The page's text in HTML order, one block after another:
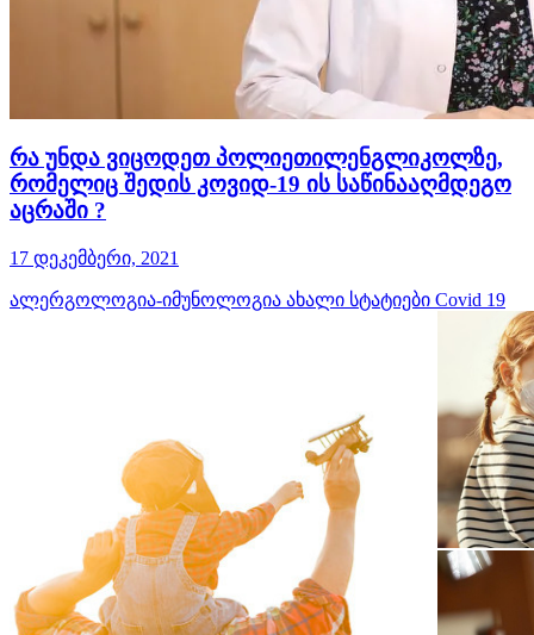
რა უნდა ვიცოდეთ პოლიეთილენგლიკოლზე,
რომელიც შედის კოვიდ-19 ის საწინააღმდეგო
აცრაში ?
17 დეკემბერი, 2021
ალერგოლოგია-იმუნოლოგია ახალი სტატიები Covid 19